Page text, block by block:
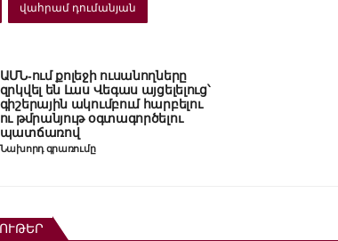
վահրամ դումանյան
ԱՄՆ-ում քոլեջի ուսանողները
զրկվել են Լաս Վեգաս այցելելուց՝
գիշերային ակումբում հարբելու
ու թմրանյութ օգտագործելու
պատճառով
Նախորդ գրառումը